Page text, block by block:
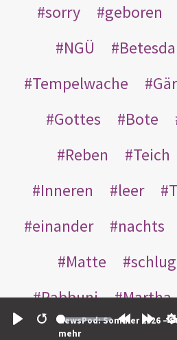
Restart
NewsPod: Sommer 2026 –
mehr
sorry
geboren
NGÜ
Betesda
Tempelwache
Gottes
Bote
Reben
Teich
Inneren
leer
einander
nachts
Matte
schlug
Rabbuni
Martha
gewaschen